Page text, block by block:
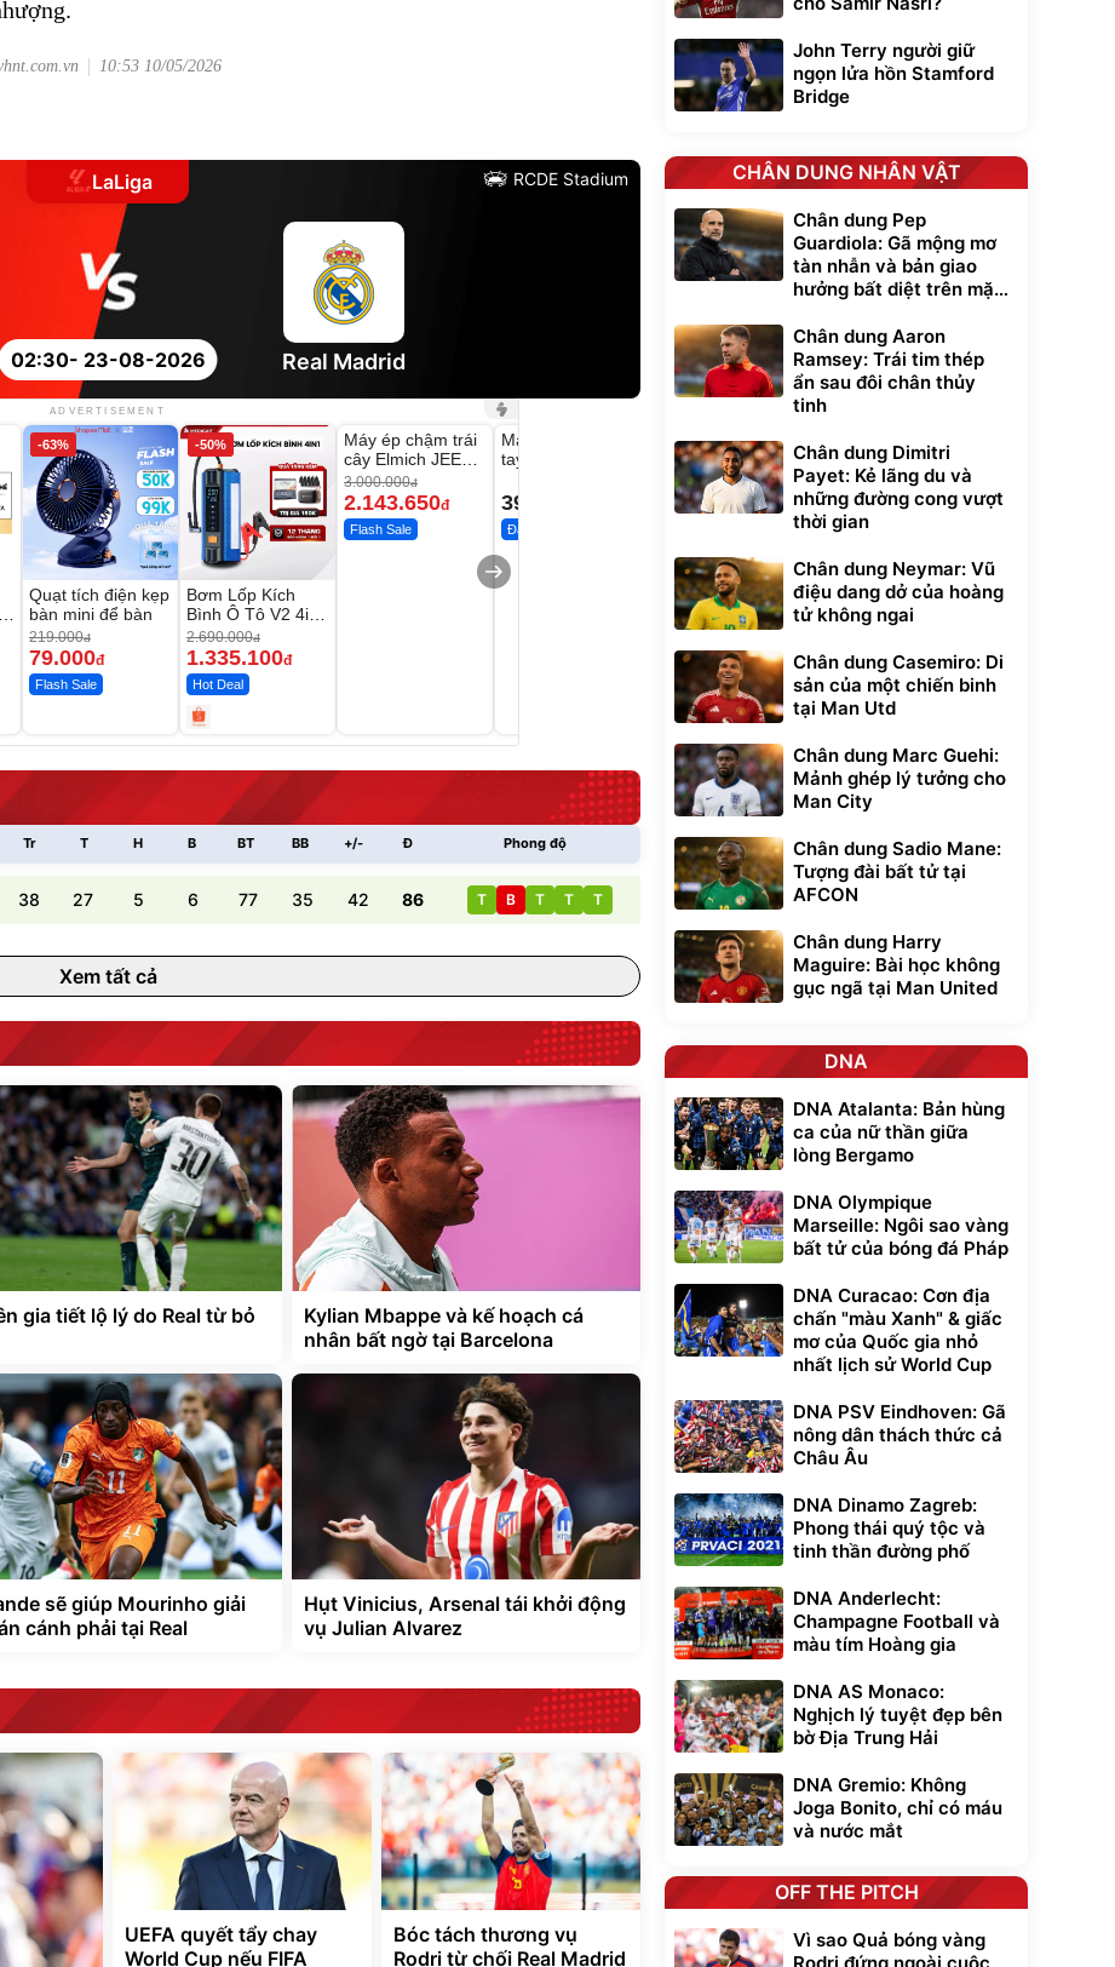
10:53 10/05/2026
LaLiga RCDE Stadium
02:30- 23-08-2026 Real Madrid
ADVERTISEMENT
-63%
Quạt tích điện kẹp
bàn mini để bàn
219.000đ
79.000đ
Flash Sale
-50%
Bơm Lốp Kích
Bình Ô Tô V2 4in1
MEDICAR –
12.000mAh
2.690.000đ
1.335.100đ
Hot Deal
-28%
Máy ép chậm trái
cây Elmich JEE
1855OL
3.000.000đ
2.143.650đ
Flash Sale
Máy rửa xe cầm
tay xịt rửa cao áp
399.000
Đã bán nhiều
Bạt phủ xe ô tô
cao cấp, tráng
nhôm 03 lớp
325.000đ
Đã bán nhiều
Xe đạp điện trợ
lực G-Force C14
tiện lợi
7.092.000đ
Đang xem nhiều
G-FORCE VIETNA
Tr T H B BT BB +/- Đ Phong độ
38 27 5 6 77 35 42 86 T B T T T
Xem tất cả
gia tiết lộ lý do Real từ bỏ
Kylian Mbappe và kế hoạch cá
nhân bất ngờ tại Barcelona
sẽ giúp Mourinho giải
cánh phải tại Real
Hụt Vinicius, Arsenal tái khởi động
vụ Julian Alvarez
UEFA quyết tẩy chay
World Cup nếu FIFA
Bóc tách thương vụ
Rodri từ chối Real Madrid
John Terry người giữ
ngọn lửa hồn Stamford
Bridge
CHÂN DUNG NHÂN VẬT
Chân dung Pep
Guardiola: Gã mộng mơ
tàn nhẫn và bản giao
hưởng bất diệt trên mặt
Chân dung Aaron
Ramsey: Trái tim thép
ẩn sau đôi chân thủy
tinh
Chân dung Dimitri
Payet: Kẻ lãng du và
những đường cong vượt
thời gian
Chân dung Neymar: Vũ
điệu dang dở của hoàng
tử không ngai
Chân dung Casemiro: Di
sản của một chiến binh
tại Man Utd
Chân dung Marc Guehi:
Mảnh ghép lý tưởng cho
Man City
Chân dung Sadio Mane:
Tượng đài bất tử tại
AFCON
Chân dung Harry
Maguire: Bài học không
gục ngã tại Man United
DNA
DNA Atalanta: Bản hùng
ca của nữ thần giữa
lòng Bergamo
DNA Olympique
Marseille: Ngôi sao vàng
bất tử của bóng đá Pháp
DNA Curacao: Cơn địa
chấn "màu Xanh" & giấc
mơ của Quốc gia nhỏ
nhất lịch sử World Cup
DNA PSV Eindhoven: Gã
nông dân thách thức cả
Châu Âu
DNA Dinamo Zagreb:
Phong thái quý tộc và
tinh thần đường phố
DNA Anderlecht:
Champagne Football và
màu tím Hoàng gia
DNA AS Monaco:
Nghịch lý tuyệt đẹp bên
bờ Địa Trung Hải
DNA Gremio: Không
Joga Bonito, chỉ có máu
và nước mắt
OFF THE PITCH
Vì sao Quả bóng vàng